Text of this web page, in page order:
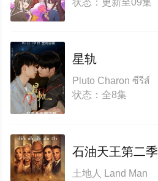
星轨
Pluto Charon ซีรีส์
状态：全8集
石油天王第二季
土地人 Land Man‎